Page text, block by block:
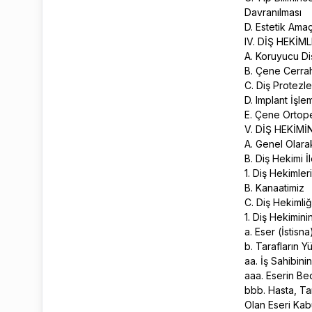
Davranılması
D. Estetik
IV. DİŞ
A. Koruyucu
B. Çene
C. Diş
D. Implant
E. Çene
V. DİŞ
A. Genel
B. Diş Hekimi
1. Diş
B. Kanaatimiz
C. Diş
1. Diş
a. Eser
b. Tarafların
aa. İş
aaa. Eserin
bbb. Hasta,
Olan Eseri